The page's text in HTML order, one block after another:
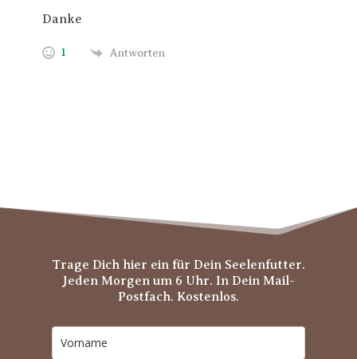
Danke
1 Antworten
Trage Dich hier ein für Dein Seelenfutter.
Jeden Morgen um 6 Uhr. In Dein Mail-
Postfach. Kostenlos.